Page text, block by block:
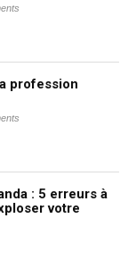
profession
: 5 erreurs à
votre